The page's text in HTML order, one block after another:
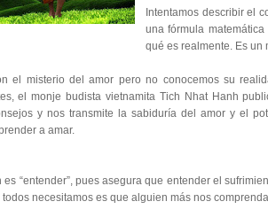
Intentamos describir el
una fórmula
qué es realmente. Es un
el misterio del amor pero no conocemos su
el monje budista vietnamita Tich Nhat Hanh
y nos transmite la sabiduría del amor y el
a amar.
“entender”, pues asegura que entender el
necesitamos es que alguien más nos